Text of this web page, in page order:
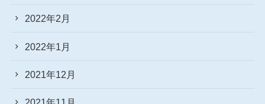
2022年2月
2022年1月
2021年12月